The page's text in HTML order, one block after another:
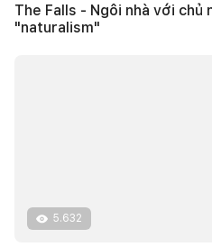
The Falls - Ngôi nhà với chủ
"naturalism"
5.632